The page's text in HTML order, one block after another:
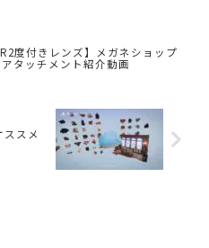
度付きレンズ】メガネショップ
タッチメント紹介動画
ススメ